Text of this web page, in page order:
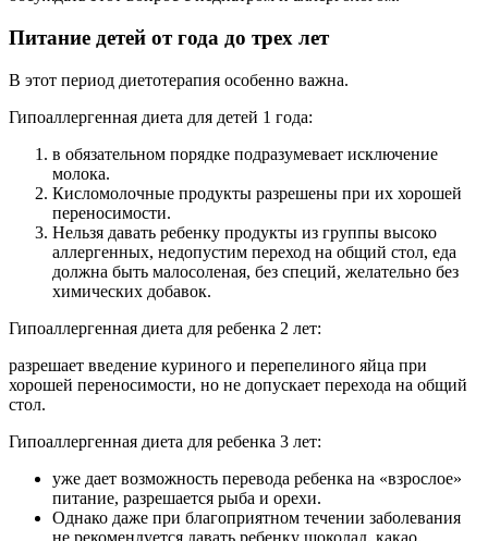
Питание детей от года до трех лет
В этот период диетотерапия особенно важна.
Гипоаллергенная диета для детей 1 года:
в обязательном порядке подразумевает исключение
молока.
Кисломолочные продукты разрешены при их хорошей
переносимости.
Нельзя давать ребенку продукты из группы высоко
аллергенных, недопустим переход на общий стол, еда
должна быть малосоленая, без специй, желательно без
химических добавок.
Гипоаллергенная диета для ребенка 2 лет:
разрешает введение куриного и перепелиного яйца при
хорошей переносимости, но не допускает перехода на общий
стол.
Гипоаллергенная диета для ребенка 3 лет:
уже дает возможность перевода ребенка на «взрослое»
питание, разрешается рыба и орехи.
Однако даже при благоприятном течении заболевания
не рекомендуется давать ребенку шоколад, какао,